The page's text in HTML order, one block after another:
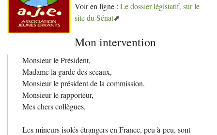
Voir en ligne :Le dossier légistatif, sur le
site du Sénat
Mon intervention
Monsieur le Président,
Madame la garde des sceaux,
Monsieur le président de la commission,
Monsieur le rapporteur,
Mes chers collègues,
Les mineurs isolés étrangers en France, peu à peu, sont